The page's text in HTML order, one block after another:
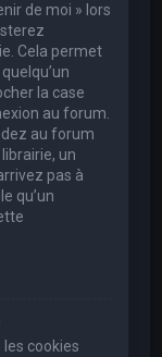
de moi » lors
Cela permet
la case
au forum.
au forum
un
pas à
qu’un
cookies